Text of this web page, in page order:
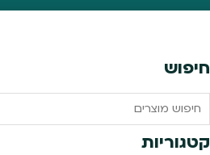
חיפוש
Search
text
קטגוריות